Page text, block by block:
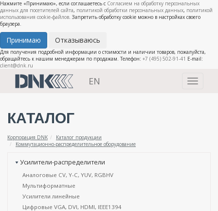
Нажмите «Принимаю», если соглашаетесь с Согласием на обработку персональных
данных для посетителей сайта, политикой обработки персональных данных, политикой
использования cookie-файлов. Запретить обработку cookie можно в настройках своего
браузера.
Принимаю Отказываюсь
Для получения подробной информации о стоимости и наличии товаров, пожалуйста,
обращайтесь к нашим менеджерам по продажам. Телефон: +7 (495) 502-91-41 E-mail:
client@dnk.ru
Toggle
EN
КАТАЛОГ
Корпорация DNK
Каталог продукции
Коммутационно-распределительное оборудование
Усилители-распределители
Аналоговые CV, Y-C, YUV, RGBHV
Мультиформатные
Усилители линейные
Цифровые VGA, DVI, HDMI, IEEE1394